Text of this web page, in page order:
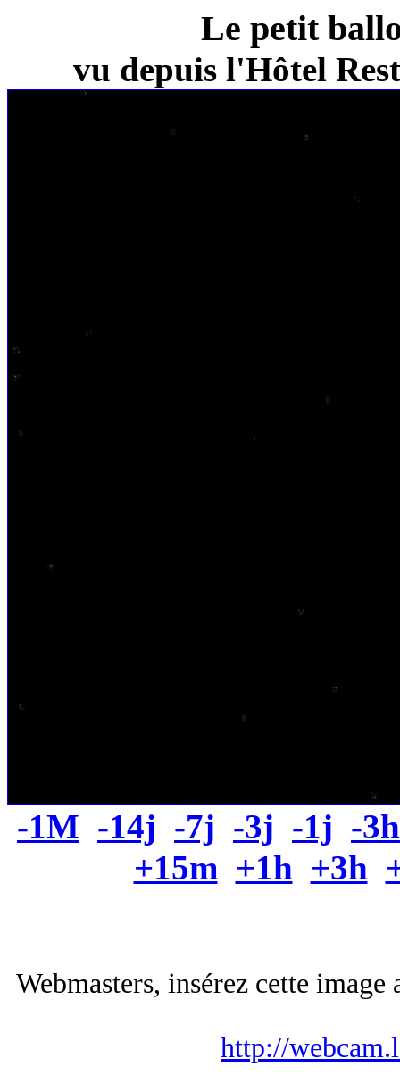
Le petit
vu depuis l'Hôtel
-1M -14j -7j -3j -1j -3h
+15m +1h +3h
Webmasters, insérez cette
http://